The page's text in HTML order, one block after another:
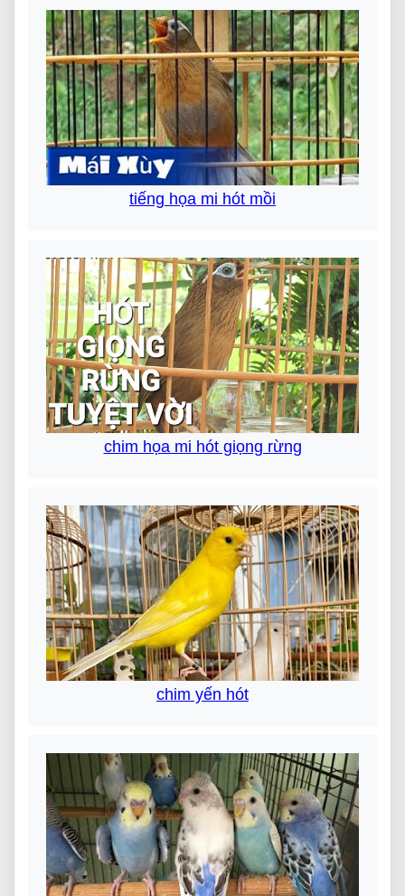
tiếng họa mi hót mồi
chim họa mi hót giọng rừng
chim yến hót